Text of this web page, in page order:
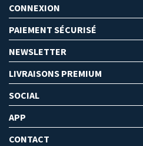
CONNEXION
PAIEMENT SÉCURISÉ
NEWSLETTER
LIVRAISONS PREMIUM
SOCIAL
APP
CONTACT